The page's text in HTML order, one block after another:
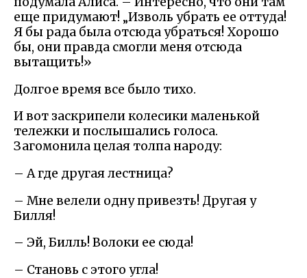
еще придумают! „Изволь убрать ее оттуда!
Я бы рада была отсюда убраться! Хорошо
бы, они правда смогли меня отсюда
вытащить!»
Долгое время все было тихо.
И вот заскрипели колесики маленькой
тележки и послышались голоса.
Загомонила целая толпа народу:
– А где другая лестница?
– Мне велели одну привезть! Другая у
Билля!
– Эй, Билль! Волоки ее сюда!
– Становь с этого угла!